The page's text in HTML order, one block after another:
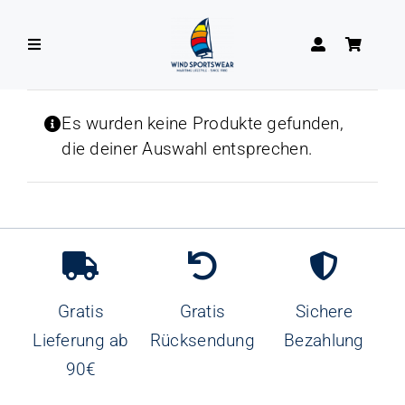
Inhalt
Toggle
Es wurden keine Produkte gefunden,
die deiner Auswahl entsprechen.
Gratis
Lieferung ab
90€
Gratis
Rücksendung
Sichere
Bezahlung